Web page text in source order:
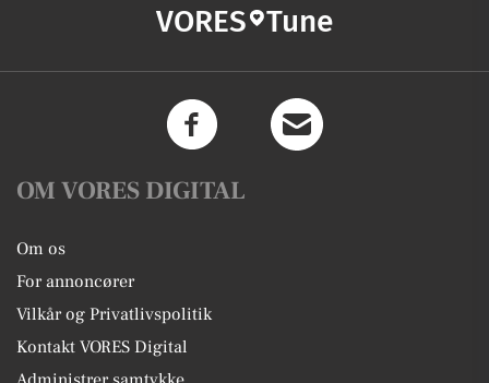
VORES Tune
OM VORES DIGITAL
Om os
For annoncører
Vilkår og Privatlivspolitik
Kontakt VORES Digital